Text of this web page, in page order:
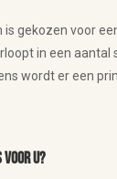
gekozen voor
in een
wordt er een
voor u?